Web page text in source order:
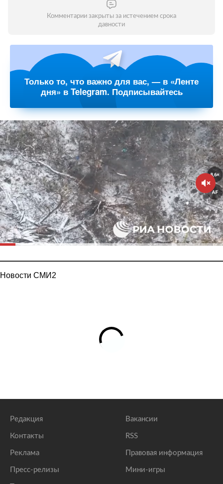
Комментарии закрыты за истечением срока
давности
Только то, что важно для вас, — в «Ленте
дня» в Telegram. Подписывайтесь
Новости СМИ2
Редакция
Контакты
Реклама
Пресс-релизы
Вакансии
RSS
Правовая информация
Мини-игры